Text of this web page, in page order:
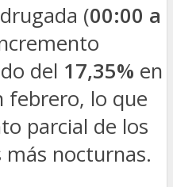
(00:00 a
del 17,35% en
febrero, lo que
parcial de los
más nocturnas.